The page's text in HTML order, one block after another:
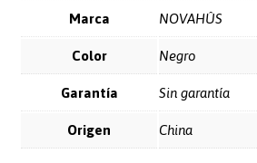
Marca NOVAHÛS
Color Negro
Garantía Sin garantía
Origen China